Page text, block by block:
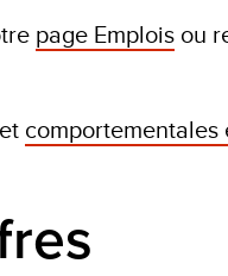
page Emplois ou
et comportementales